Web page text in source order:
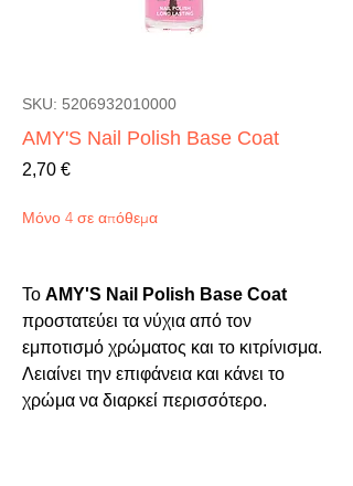
SKU: 5206932010000
AMY'S Nail Polish Base Coat
2,70 €Τιμή
Μόνο 4 σε απόθεμα
Το AMY'S Nail Polish Base Coat
προστατεύει τα νύχια από τον
εμποτισμό χρώματος και το κιτρίνισμα.
Λειαίνει την επιφάνεια και κάνει το
χρώμα να διαρκεί περισσότερο.